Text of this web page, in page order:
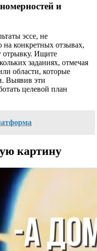
и
эссе, не
на конкретных отзывах,
отрывку. Ищите
заданиях, отмечая
области, которые
Выявив эти
целевой план
картину